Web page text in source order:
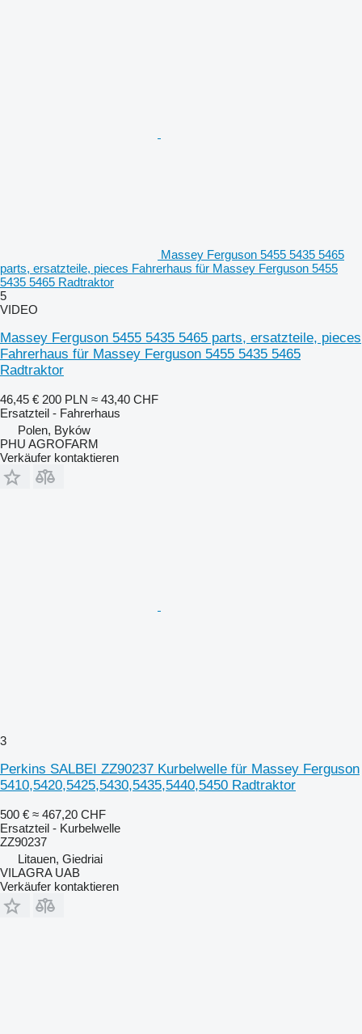
Massey Ferguson 5455 5435 5465
parts, ersatzteile, pieces Fahrerhaus für Massey Ferguson 5455
5435 5465 Radtraktor
5
VIDEO
Massey Ferguson 5455 5435 5465 parts, ersatzteile, pieces
Fahrerhaus für Massey Ferguson 5455 5435 5465
Radtraktor
46,45 € 200 PLN ≈ 43,40 CHF
Ersatzteil - Fahrerhaus
Polen, Byków
PHU AGROFARM
Verkäufer kontaktieren
3
Perkins SALBEI ZZ90237 Kurbelwelle für Massey Ferguson
5410,5420,5425,5430,5435,5440,5450 Radtraktor
500 € ≈ 467,20 CHF
Ersatzteil - Kurbelwelle
ZZ90237
Litauen, Giedriai
VILAGRA UAB
Verkäufer kontaktieren